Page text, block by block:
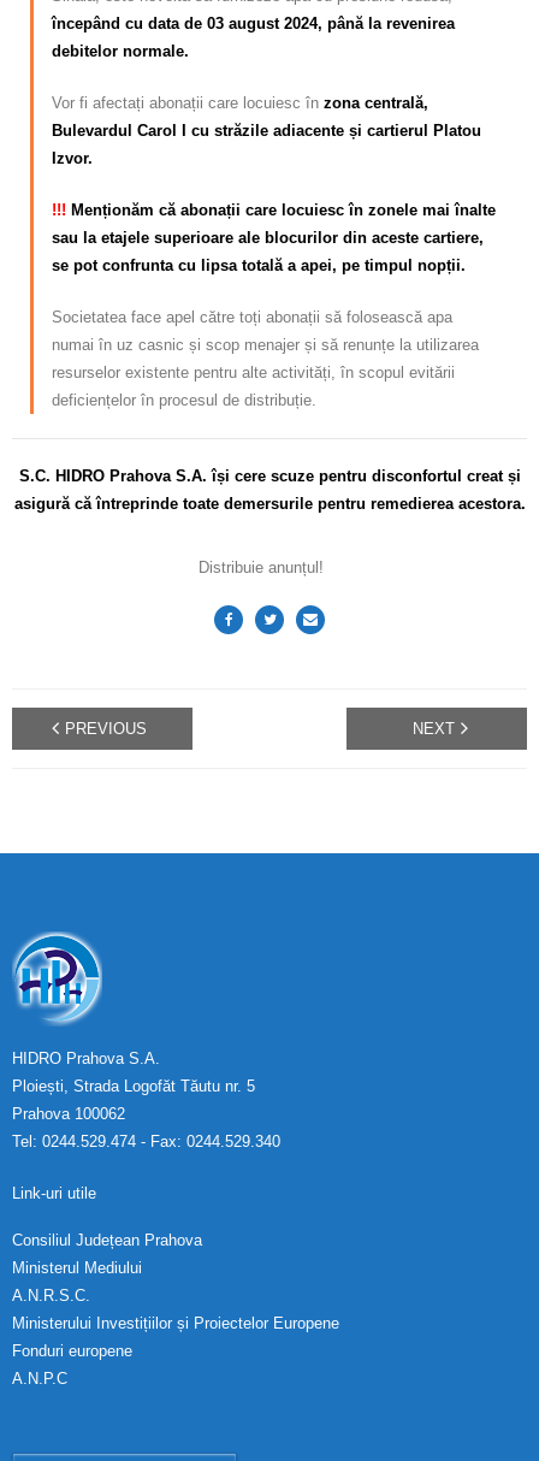
începând cu data de 03 august 2024, până la revenirea
debitelor normale.
Vor fi afectați abonații care locuiesc în zona centrală,
Bulevardul Carol I cu străzile adiacente și cartierul Platou
Izvor.
!!! Menționăm că abonații care locuiesc în zonele mai înalte
sau la etajele superioare ale blocurilor din aceste cartiere,
se pot confrunta cu lipsa totală a apei, pe timpul nopții.
Societatea face apel către toți abonații să folosească apa
numai în uz casnic și scop menajer și să renunțe la utilizarea
resurselor existente pentru alte activități, în scopul evitării
deficiențelor în procesul de distribuție.
S.C. HIDRO Prahova S.A. își cere scuze pentru disconfortul creat și
asigură că întreprinde toate demersurile pentru remedierea acestora.
Distribuie anunțul!
PREVIOUS NEXT
HIDRO Prahova S.A.
Ploiești, Strada Logofăt Tăutu nr. 5
Prahova 100062
Tel: 0244.529.474 - Fax: 0244.529.340
Link-uri utile
Consiliul Județean Prahova
Ministerul Mediului
A.N.R.S.C.
Ministerului Investițiilor și Proiectelor Europene
Fonduri europene
A.N.P.C